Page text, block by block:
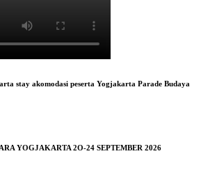
stay akomodasi peserta Yogjakarta Parade Budaya
YOGJAKARTA 2O-24 SEPTEMBER 2026